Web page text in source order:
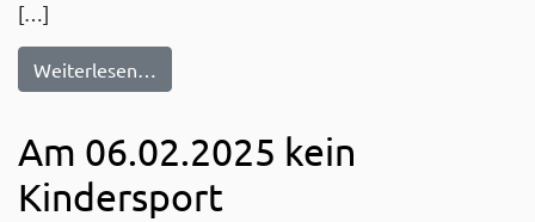
[…]
Weiterlesen…
Am 06.02.2025 kein
Kindersport